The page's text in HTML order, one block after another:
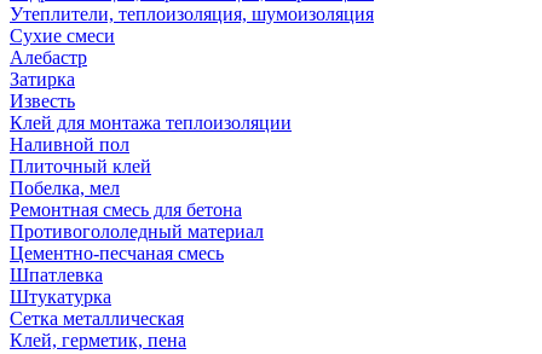
Утеплители, теплоизоляция, шумоизоляция
Сухие смеси
Алебастр
Затирка
Известь
Клей для монтажа теплоизоляции
Наливной пол
Плиточный клей
Побелка, мел
Ремонтная смесь для бетона
Противогололедный материал
Цементно-песчаная смесь
Шпатлевка
Штукатурка
Сетка металлическая
Клей, герметик, пена